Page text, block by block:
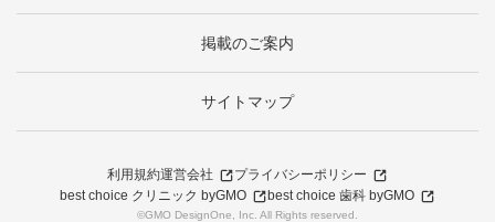
掲載のご案内
サイトマップ
利用規約運営会社
プライバシーポリシー
best choice クリニック byGMO
best choice 歯科 byGMO
©GMO DesignOne, Inc. All Rights reserved.